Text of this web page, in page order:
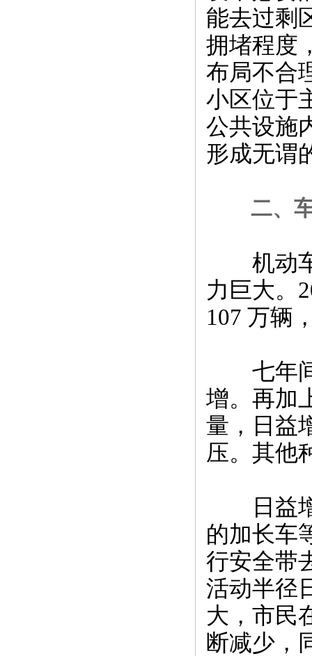
能去过剩
拥堵程度
布局不合
小区位于
公共设施
形成无谓
二、
机动车
力巨大。
107 万辆
七年间
增。再加
量，日益
压。其他
日益增
的加长车
行安全带
活动半径
大，市民
断减少，